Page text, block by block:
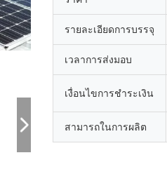
รายละเอียดการบรรจุ
เวลาการส่งมอบ
เงื่อนไขการชำระเงิน
สามารถในการผลิต